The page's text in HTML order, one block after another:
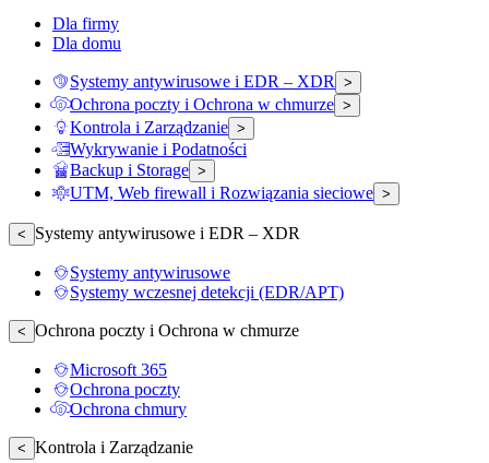
Dla firmy
Dla domu
Systemy antywirusowe i EDR – XDR >
Ochrona poczty i Ochrona w chmurze >
Kontrola i Zarządzanie >
Wykrywanie i Podatności
Backup i Storage >
UTM, Web firewall i Rozwiązania sieciowe >
< Systemy antywirusowe i EDR – XDR
Systemy antywirusowe
Systemy wczesnej detekcji (EDR/APT)
< Ochrona poczty i Ochrona w chmurze
Microsoft 365
Ochrona poczty
Ochrona chmury
< Kontrola i Zarządzanie